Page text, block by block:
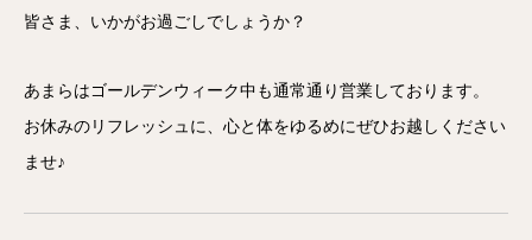
皆さま、いかがお過ごしでしょうか？
あまらはゴールデンウィーク中も通常通り営業しております。
お休みのリフレッシュに、心と体をゆるめにぜひお越しください
ませ♪